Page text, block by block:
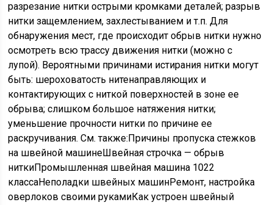
разрезание нитки острыми кромками деталей; разрыв
нитки защемлением, захлестыванием и т.п. Для
обнаружения мест, где происходит обрыв нитки нужно
осмотреть всю трассу движения нитки (можно с
лупой). Вероятными причинами истирания нитки могут
быть: шероховатость нитенаправляющих и
контактирующих с ниткой поверхностей в зоне ее
обрыва; слишком большое натяжения нитки;
уменьшение прочности нитки по причине ее
раскручивания. См. также:Причины пропуска стежков
на швейной машинеШвейная строчка — обрыв
ниткиПромышленная швейная машина 1022
классаНеполадки швейных машинРемонт, настройка
оверлоков своими рукамиКак устроен швейный